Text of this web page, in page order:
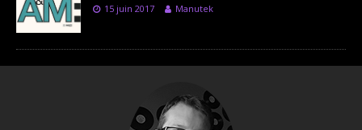
15 juin 2017 Manutek